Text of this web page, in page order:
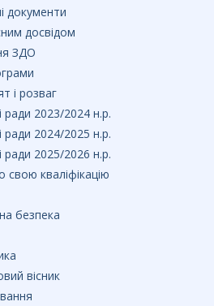
документи
досвідом
ЗДО
і розваг
ради 2023/2024 н.р.
ради 2024/2025 н.р.
ради 2025/2026 н.р.
свою кваліфікацію
безпека
вісник